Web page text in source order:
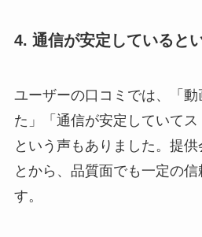
4. 通信が安定していると
ユーザーの口コミでは、「
た」「通信が安定していてス
という声もありました。提
とから、品質面でも一定の
す。